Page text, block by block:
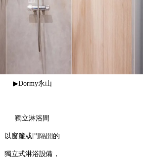
▶Dormy永山
獨立淋浴間
以窗簾或門隔開的
獨立式淋浴設備，